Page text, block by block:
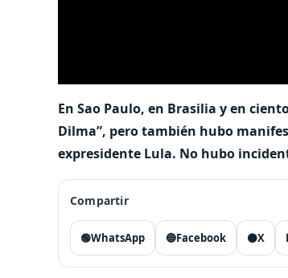
En Sao Paulo, en Brasilia y en
Dilma”, pero también hubo
expresidente Lula. No hubo
Compartir
🟢WhatsApp 🔵Facebook ⚫X